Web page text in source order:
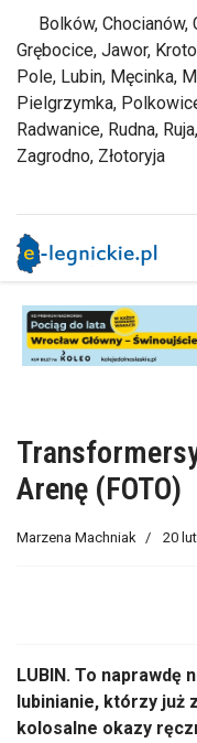
Bolków, Chocianów,
Grębocice, Jawor,
Pole, Lubin, Męcinka,
Pielgrzymka,
Radwanice, Rudna,
Zagrodno, Złotoryja
Arenę (FOTO)
Marzena Machniak 20
LUBIN. To naprawdę
lubinianie, którzy już
kolosalne okazy